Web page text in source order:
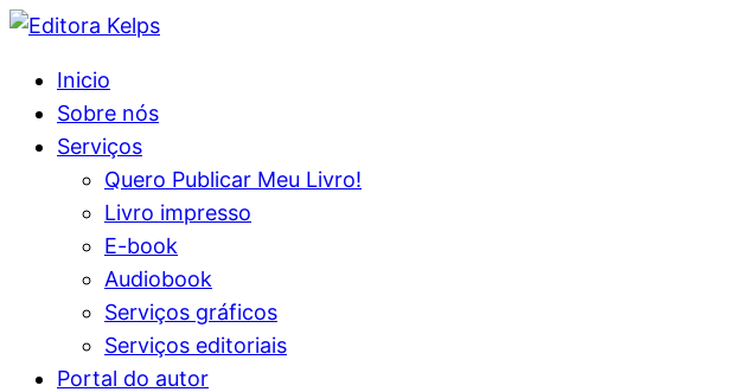
Inicio
Sobre nós
Serviços
Quero Publicar Meu Livro!
Livro impresso
E-book
Audiobook
Serviços gráficos
Serviços editoriais
Portal do autor